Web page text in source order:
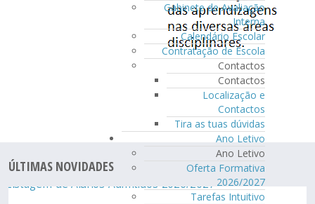
Gabinete de Avaliação
Interna
Calendário Escolar
Contratação de Escola
Contactos
Contactos
Localização e
Contactos
Tira as tuas dúvidas
Ano Letivo
Ano Letivo
Oferta Formativa
2026/2027
Tarefas Intuitivo
ÚLTIMAS NOVIDADES